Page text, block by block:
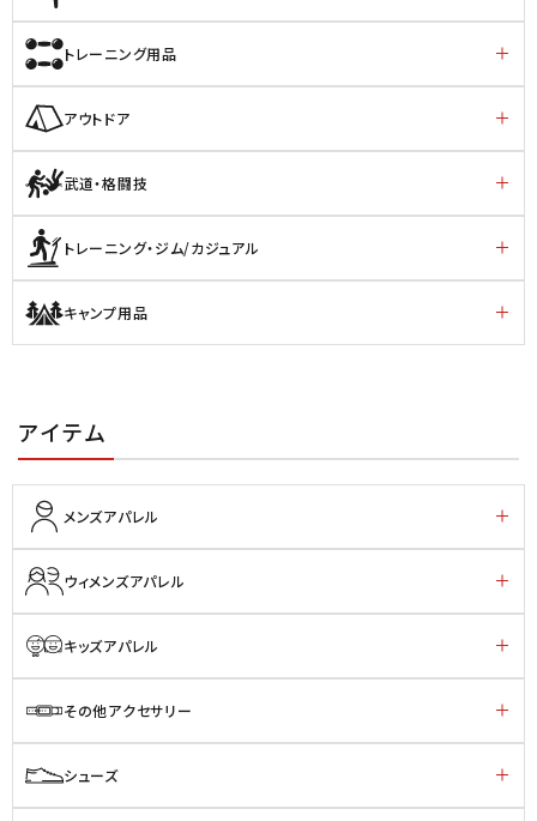
トレーニング用品
アウトドア
武道・格闘技
トレーニング・ジム/カジュアル
キャンプ用品
アイテム
メンズアパレル
ウィメンズアパレル
キッズアパレル
その他アクセサリー
シューズ